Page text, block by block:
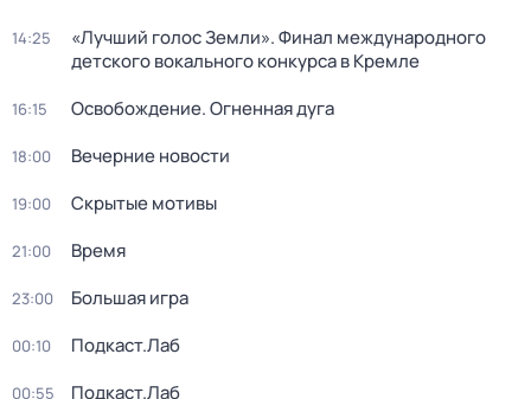
14:25
«Лучший голос Земли». Финал международного
детского вокального конкурса в Кремле
16:15 Освобождение. Огненная дуга
18:00 Вечерние новости
19:00 Скрытые мотивы
21:00 Время
23:00 Большая игра
00:10 Подкаст.Лаб
00:55 Подкаст.Лаб